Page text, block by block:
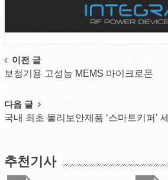
Post
navigation
이전 글
보청기용 고성능 MEMS 마이크로폰
다음 글
국내 최초 물리보안제품 ‘스마트키퍼’
추천기사